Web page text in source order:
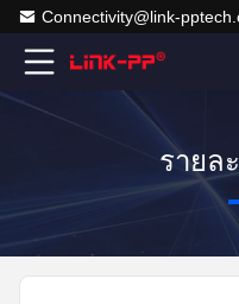
Connectivity@link-
รายล